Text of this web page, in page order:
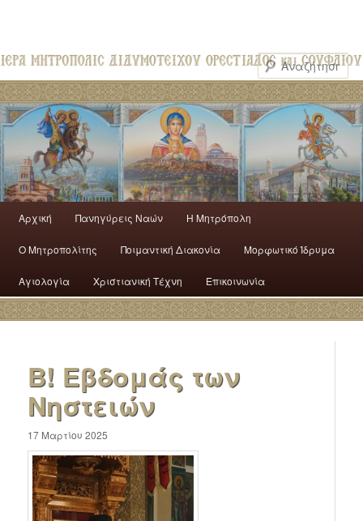
Αρχική Πανηγύρεις Ναών H Mητρόπολη
Ο Mητροπολίτης Ποιμαντική Διακονία Μορφωτικό Ίδρυμα
Αγιολογία Χριστιανική Τέχνη Επικοινωνία
Β! Εβδομάς των
Νηστειών
17 Μαρτίου 2025